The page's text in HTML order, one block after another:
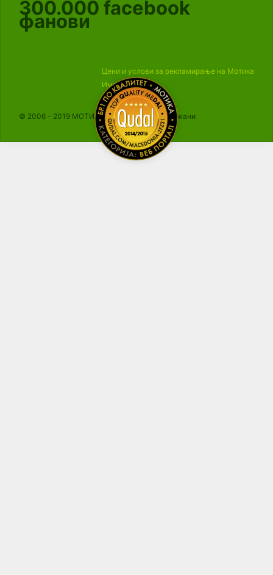
300.000 facebook
фанови
Цени и услови за рекламирање на Мотика
Импресум
© 2006 - 2019 МОТИКА, Сите права се задржани